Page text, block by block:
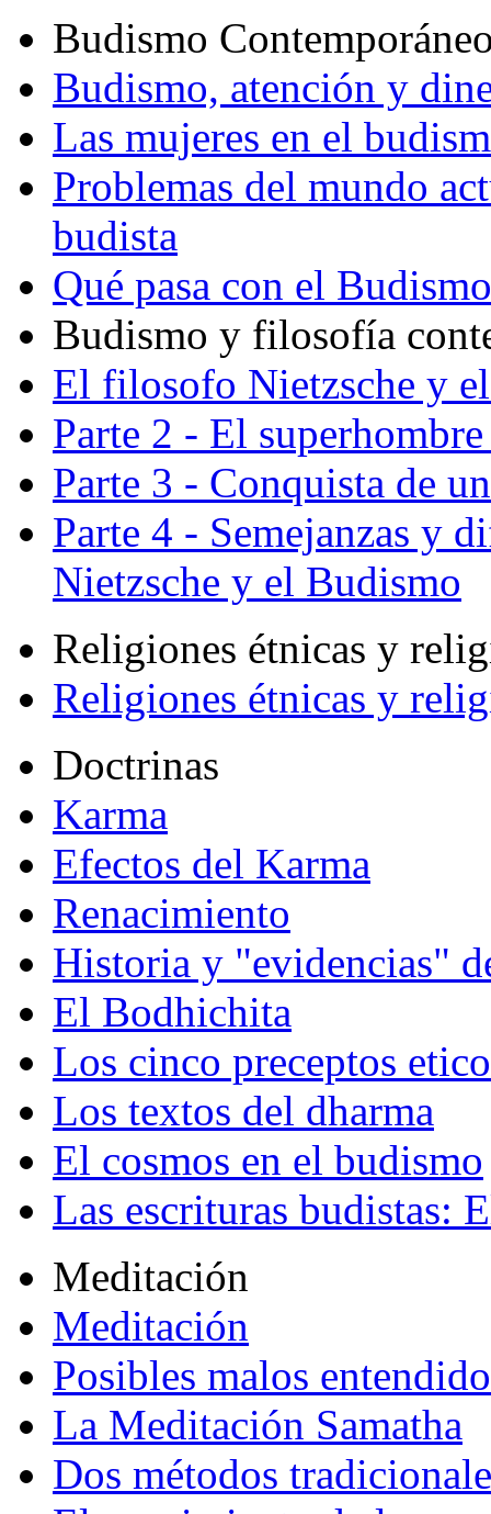
Budismo
Budismo, atención y
Las mujeres en el
Problemas del mundo
budista
Qué pasa con el
Budismo y filosofía
El filosofo Nietzsche y
Parte 2 - El
Parte 3 - Conquista de
Parte 4 - Semejanzas y
Nietzsche y el Budismo
Religiones étnicas y
Religiones étnicas y
Doctrinas
Karma
Efectos del Karma
Renacimiento
Historia y "evidencias"
El Bodhichita
Los cinco preceptos
Los textos del dharma
El cosmos en el budismo
Las escrituras budistas:
Meditación
Meditación
Posibles malos
La Meditación Samatha
Dos métodos